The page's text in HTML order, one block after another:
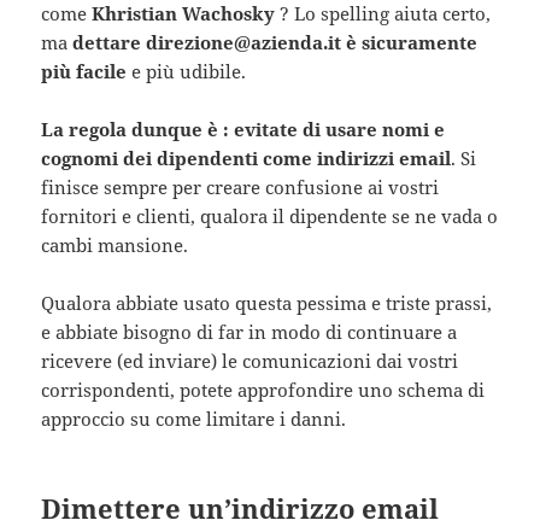
comeKhristian Wachosky ? Lo spelling aiuta certo,
madettare direzione@azienda.it è sicuramente
più facile e più udibile.
La regola dunque è : evitate di usare nomi e
cognomi dei dipendenti come indirizzi email. Si
finisce sempre per creare confusione ai vostri
fornitori e clienti, qualora il dipendente se ne vada o
cambi mansione.
Qualora abbiate usato questa pessima e triste prassi,
e abbiate bisogno di far in modo di continuare a
ricevere (ed inviare) le comunicazioni dai vostri
corrispondenti, potete approfondire uno schema di
approccio su come limitare i danni.
Dimettere un’indirizzo email